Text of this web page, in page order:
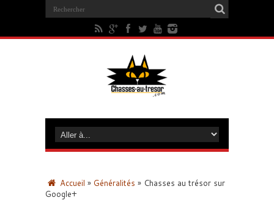
Accueil » Généralités » Chasses au trésor sur
Google+